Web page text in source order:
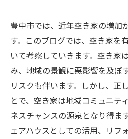
豊中市では、近年空き家の増加
す。このブログでは、空き家を
いて考察していきます。空き家
み、地域の景観に悪影響を及ぼ
リスクも伴います。しかし、正
とで、空き家は地域コミュニテ
ネスチャンスの源泉となり得ま
ェアハウスとしての活用、リフ